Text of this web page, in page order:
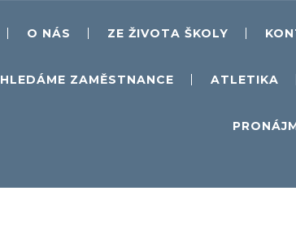
O NÁS ZE ŽIVOTA ŠKOLY
HLEDÁME ZAMĚSTNANCE ATLETIKA